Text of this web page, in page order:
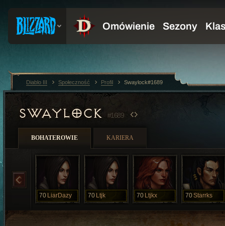
SWAYLOCK #1689
BOHATEROWIE KARIERA
70 LiarDazy 70 Ltjk 70 Ltjkx 70Starrks
Diablo III Społeczność Profil Swaylock#1689